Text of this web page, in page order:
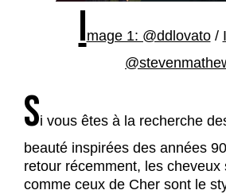
Image 1: @ddlovato /
Si vous êtes à la recherche
beauté inspirées des années
retour récemment, les cheveux
comme ceux de Cher sont le